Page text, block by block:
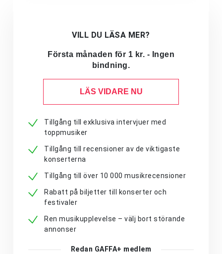
VILL DU LÄSA MER?
Första månaden för 1 kr. - Ingen
bindning.
LÄS VIDARE NU
Tillgång till exklusiva intervjuer med
toppmusiker
Tillgång till recensioner av de viktigaste
konserterna
Tillgång till över 10 000 musikrecensioner
Rabatt på biljetter till konserter och
festivaler
Ren musikupplevelse – välj bort störande
annonser
Redan GAFFA+ medlem